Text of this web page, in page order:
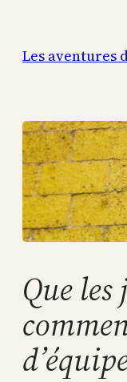
contenu
Les aventures
Que les